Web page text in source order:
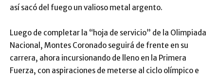
así sacó del fuego un valioso metal argento.
Luego de completar la “hoja de servicio” de la Olimpiada
Nacional, Montes Coronado seguirá de frente en su
carrera, ahora incursionando de lleno en la Primera
Fuerza, con aspiraciones de meterse al ciclo olímpico e